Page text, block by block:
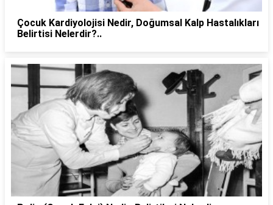
Çocuk Kardiyolojisi Nedir, Doğumsal Kalp Hastalıkları
Belirtisi Nelerdir?..